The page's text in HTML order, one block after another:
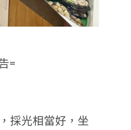
=
採光相當好，坐